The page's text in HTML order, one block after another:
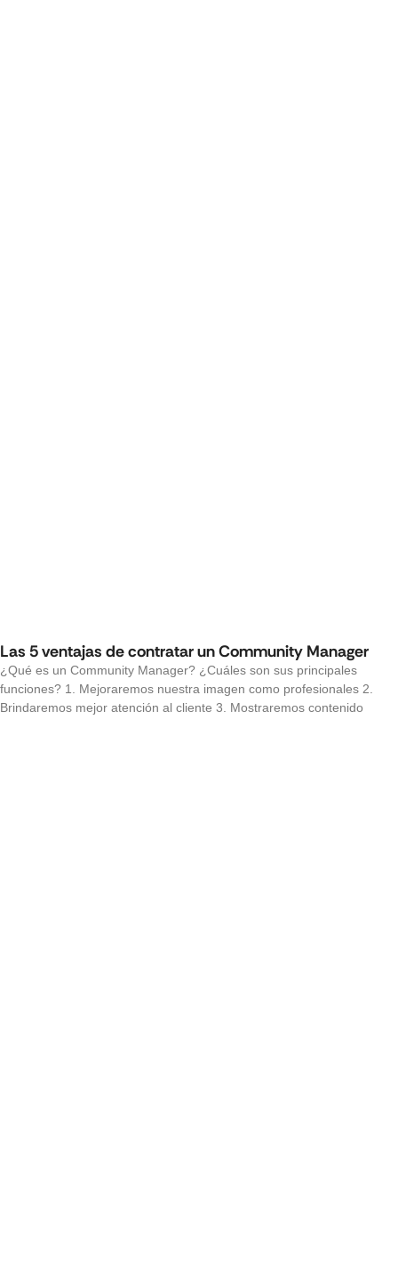
Las 5 ventajas de contratar un Community Manager
¿Qué es un Community Manager? ¿Cuáles son sus principales
funciones? 1. Mejoraremos nuestra imagen como profesionales 2.
Brindaremos mejor atención al cliente 3. Mostraremos contenido